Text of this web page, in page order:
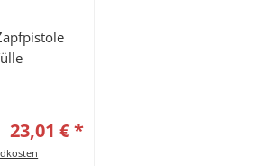
23,01 € *